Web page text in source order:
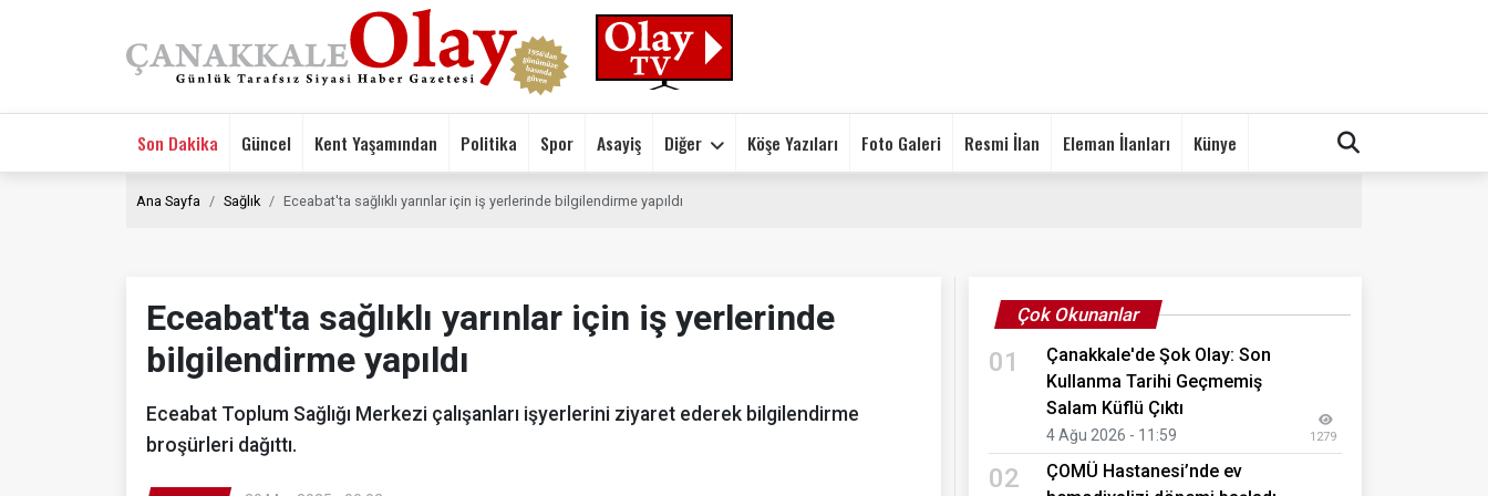
Son Dakika Güncel Kent Yaşamından Politika Spor Asayiş Diğer Köşe Yazıları Foto Galeri Resmi İlan Eleman İlanları Künye
Ana Sayfa Sağlık Eceabat'ta sağlıklı yarınlar için iş yerlerinde bilgilendirme yapıldı
Eceabat'ta sağlıklı yarınlar için iş yerlerinde
bilgilendirme yapıldı
Eceabat Toplum Sağlığı Merkezi çalışanları işyerlerini ziyaret ederek bilgilendirme
broşürleri dağıttı.
Çok Okunanlar
01
Çanakkale'de Şok Olay: Son
Kullanma Tarihi Geçmemiş
Salam Küflü Çıktı
4 Ağu 2026 - 11:59 1279
02
ÇOMÜ Hastanesi’nde ev